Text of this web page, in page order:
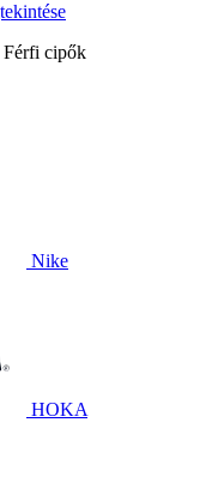
Férfi cipők
Nike
HOKA